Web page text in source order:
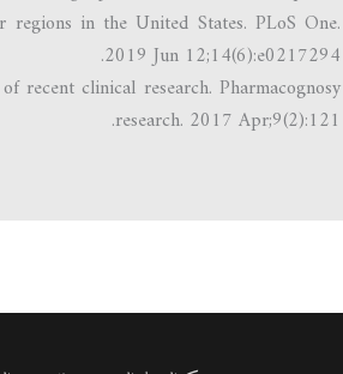
regions in the United States. PLoS One.
2019 Jun 12;14(6):e0217294.
recent clinical research. Pharmacognosy
research. 2017 Apr;9(2):121.